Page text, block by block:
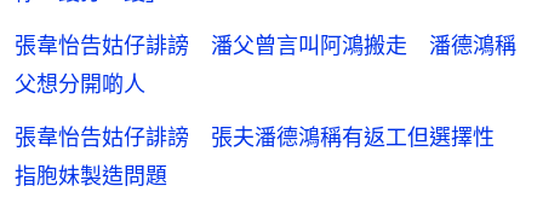
張韋怡告姑仔誹謗 潘父曾言叫阿鴻搬走 潘德鴻稱
父想分開啲人
張韋怡告姑仔誹謗 張夫潘德鴻稱有返工但選擇性
指胞妹製造問題